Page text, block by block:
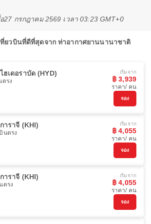
27 กรกฎาคม 2569 เวลา 03:23 GMT+0
ที่ยวบินที่ดีที่สุดจาก ท่าอากาศยานนานาชาติ
ไฮเดอราบัด (HYD)
ตรง
เริ่มจาก
฿ 3,939
ราคา/ คน
จอง
การาจี (KHI)
นตรง
เริ่มจาก
฿ 4,055
ราคา/ คน
จอง
การาจี (KHI)
ตรง
เริ่มจาก
฿ 4,055
ราคา/ คน
จอง